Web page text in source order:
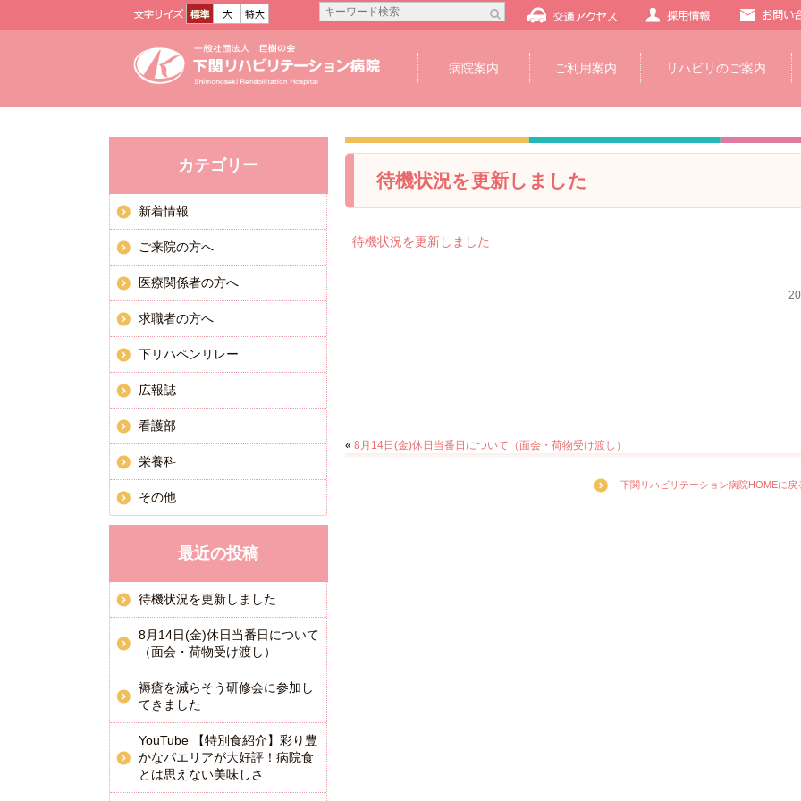
病院案内 ご利用案内 リハビリのご案内
待機状況を更新しました
待機状況を更新しました
« 8月14日(金)休日当番日について（面会・荷物受け渡し）
下関リハビリテーション病院HOMEに戻
カテゴリー
新着情報
ご来院の方へ
医療関係者の方へ
求職者の方へ
下リハペンリレー
広報誌
看護部
栄養科
その他
最近の投稿
待機状況を更新しました
8月14日(金)休日当番日について
（面会・荷物受け渡し）
褥瘡を減らそう研修会に参加し
てきました
YouTube 【特別食紹介】彩り豊
かなパエリアが大好評！病院食
とは思えない美味しさ